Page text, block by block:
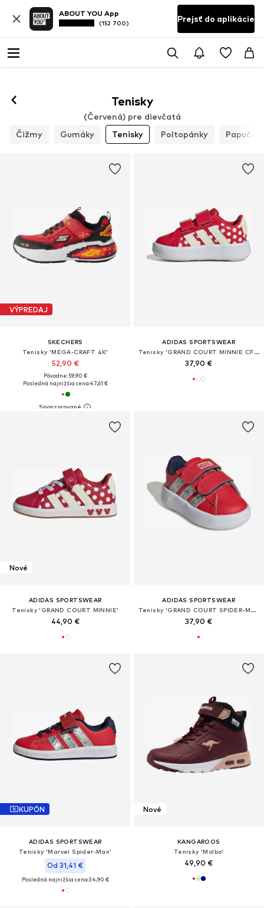
ABOUT YOU App
(152 700) Prejsť do aplikácie
Tenisky
(Červená) pre dievčatá
Čižmy
Gumáky Tenisky Poltopánky Papuče
VÝPREDAJ
SKECHERS
Tenisky 'MEGA-CRAFT 4K'
52,90 €
Pôvodne: 59,90 €
Posledná najnižšia cena:47,61 €
ADIDAS SPORTSWEAR
Tenisky 'GRAND COURT MINNIE CF I'
37,90 €
Nové
ADIDAS SPORTSWEAR
Tenisky 'GRAND COURT MINNIE'
44,90 €
ADIDAS SPORTSWEAR
Tenisky 'GRAND COURT SPIDER-MAN'
37,90 €
KUPÓN
ADIDAS SPORTSWEAR
Tenisky 'Marvel Spider-Man'
Od 31,41 €
Posledná najnižšia cena:34,90 €
Nové
KANGAROOS
Tenisky 'Molbo'
49,90 €